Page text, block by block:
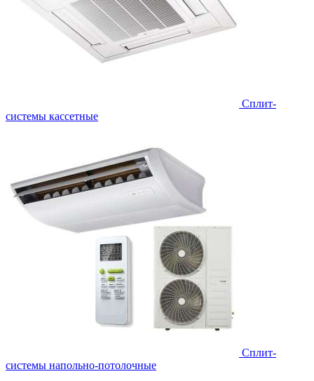
Сплит-
системы кассетные
Сплит-
системы напольно-потолочные